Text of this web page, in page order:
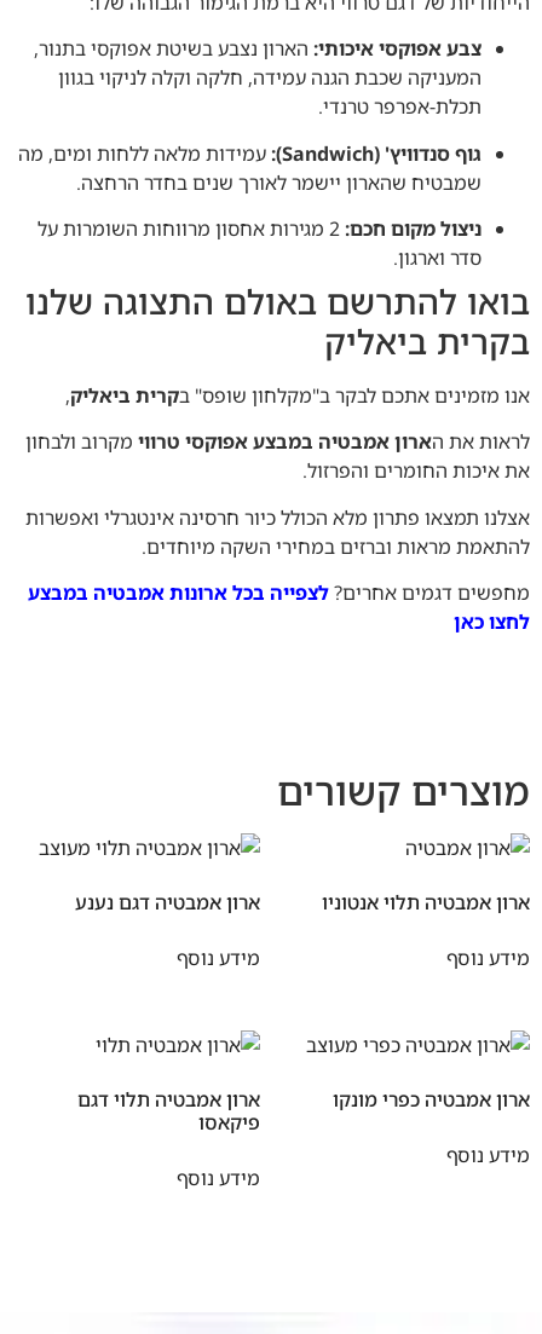
צבע אפוקסי איכותי: הארון נצבע בשיטת אפוקסי בתנור,
המעניקה שכבת הגנה עמידה, חלקה וקלה לניקוי בגוון
תכלת-אפרפר טרנדי.
גוף סנדוויץ' (Sandwich):
עמידות מלאה ללחות ומים, מה
שמבטיח שהארון יישמר לאורך שנים בחדר הרחצה.
ניצול מקום חכם:
2 מגירות אחסון מרווחות השומרות על
סדר וארגון.
בואו להתרשם באולם התצוגה שלנו
בקרית ביאליק
אנו מזמינים אתכם לבקר ב"מקלחון שופס" בקרית ביאליק,
לראות את הארון אמבטיה במבצע אפוקסי טרווי מקרוב ולבחון
את איכות החומרים והפרזול.
אצלנו תמצאו פתרון מלא הכולל כיור חרסינה אינטגרלי ואפשרות
להתאמת מראות וברזים במחירי השקה מיוחדים.
מחפשים דגמים אחרים?לצפייה בכל ארונות אמבטיה במבצע
לחצו כאן
מוצרים קשורים
ארון אמבטיה תלוי אנטוניו
מידע נוסף
ארון אמבטיה דגם נענע
מידע נוסף
ארון אמבטיה כפרי מונקו
מידע נוסף
ארון אמבטיה תלוי דגם
פיקאסו
מידע נוסף